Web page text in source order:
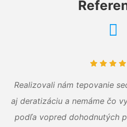
Realizovali nám tepovanie
aj deratizáciu a nemáme čo
podľa vopred dohodnutých